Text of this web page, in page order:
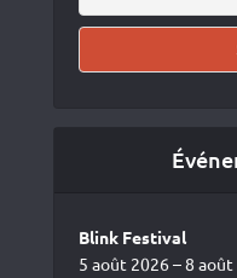
Blink Festival
5 août 2026 – 8